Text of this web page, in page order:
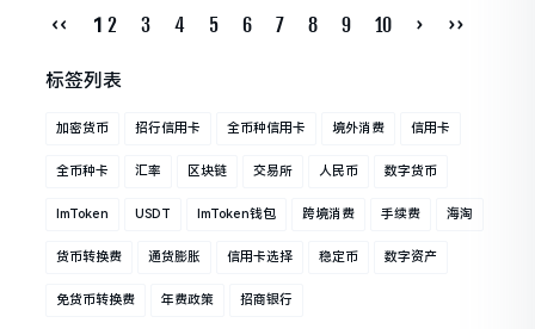
生成收益。说实在的
‹‹ 1 2 3 4 5 6 7 8 9 10 › ››
标签列表
加密货币 招行信用卡 全币种信用卡 境外消费 信用卡
全币种卡 汇率 区块链 交易所 人民币 数字货币
ImToken USDT ImToken钱包 跨境消费 手续费 海淘
货币转换费 通货膨胀 信用卡选择 稳定币 数字资产
免货币转换费 年费政策 招商银行